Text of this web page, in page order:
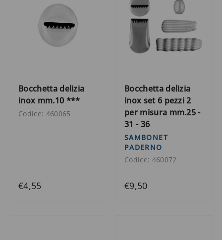
Bocchetta delizia
inox mm.10 ***
Codice: 460065
€4,55
Bocchetta delizia
inox set 6 pezzi 2
per misura mm.25 -
31 - 36
SAMBONET
PADERNO
Codice: 460072
€9,50